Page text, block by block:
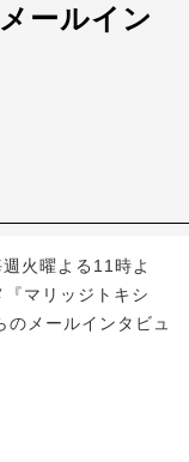
ールイン
火曜よる11時よ
マリッジトキシ
メールインタビュ